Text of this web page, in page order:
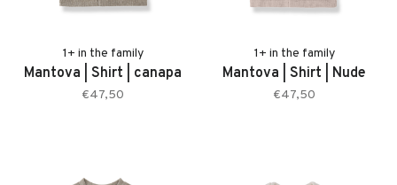
1+ in the family
Mantova | Shirt | canapa
€47,50
1+ in the family
Mantova | Shirt | Nude
€47,50